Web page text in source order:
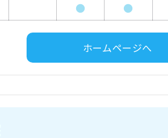
● ●
ホームページへ